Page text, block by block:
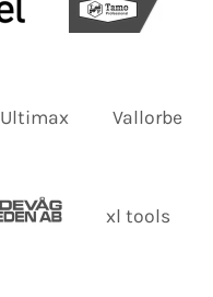
Ultimax Vallorbe
xl tools